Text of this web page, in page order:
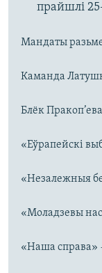
прайшлі
Мандаты
Каманда
Блёк
«Еўрапейскі
«Незалежныя
«Моладзевы
«Наша справа»